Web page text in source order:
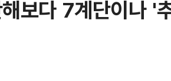
보다 7계단이나 '